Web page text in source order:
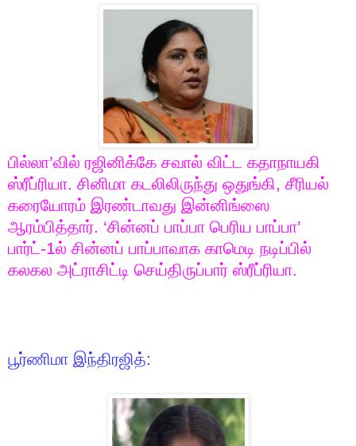
பில்லா’வில் ரஜினிக்கே சவால் விட்ட கதாநாயகி
ஸ்ரீப்ரியா. சினிமா கடலிலிருந்து ஒதுங்கி, சீரியல்
கரையோரம் இரண்டாவது இன்னிங்ஸை
ஆரம்பித்தார். ‘சின்னப் பாப்பா பெரிய பாப்பா’
பார்ட்-1ல் சின்னப் பாப்பாவாக காமெடி நடிப்பில்
கலகல அட்ராசிட்டி செய்திருப்பார் ஸ்ரீப்ரியா.
பூர்ணிமா இந்திரஜித்: